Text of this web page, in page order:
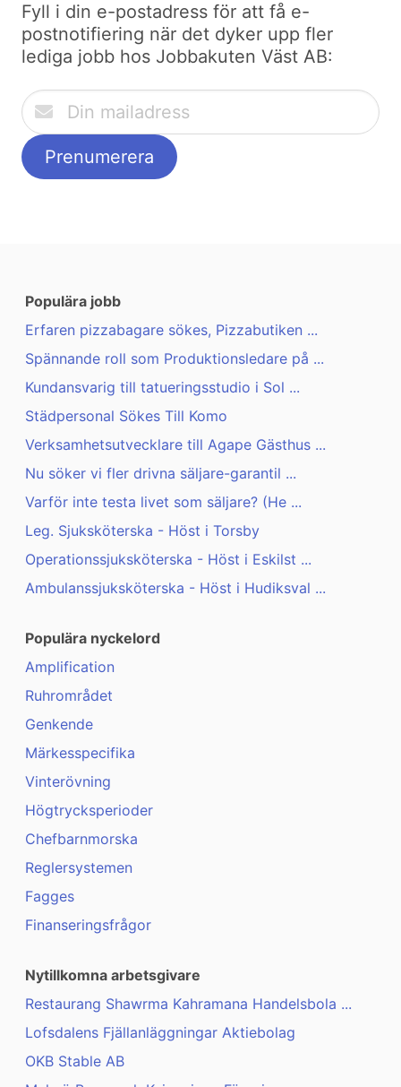
Fyll i din e-postadress för att få e-
postnotifiering när det dyker upp fler
lediga jobb hos Jobbakuten Väst AB:
Populära jobb
Erfaren pizzabagare sökes, Pizzabutiken ...
Spännande roll som Produktionsledare på ...
Kundansvarig till tatueringsstudio i Sol ...
Städpersonal Sökes Till Komo
Verksamhetsutvecklare till Agape Gästhus ...
Nu söker vi fler drivna säljare-garantil ...
Varför inte testa livet som säljare? (He ...
Leg. Sjuksköterska - Höst i Torsby
Operationssjuksköterska - Höst i Eskilst ...
Ambulanssjuksköterska - Höst i Hudiksval ...
Populära nyckelord
Amplification
Ruhrområdet
Genkende
Märkesspecifika
Vinterövning
Högtrycksperioder
Chefbarnmorska
Reglersystemen
Fagges
Finanseringsfrågor
Nytillkomna arbetsgivare
Restaurang Shawrma Kahramana Handelsbola ...
Lofsdalens Fjällanläggningar Aktiebolag
OKB Stable AB